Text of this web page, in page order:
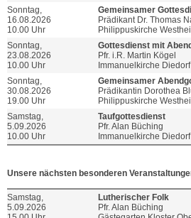
Sonntag,
16.08.2026
10.00 Uhr
Gemeinsamer
Prädikant Dr. Thomas
Philippuskirche
Sonntag,
23.08.2026
10.00 Uhr
Gottesdienst mit
Pfr. i.R. Martin Kögel
Immanuelkirche
Sonntag,
30.08.2026
19.00 Uhr
Gemeinsamer
Prädikantin Dorothea
Philippuskirche
Samstag,
5.09.2026
10.00 Uhr
Taufgottesdienst
Pfr. Alan Büching
Immanuelkirche
Unsere nächsten besonderen
Samstag,
5.09.2026
Lutherischer Folk
Pfr. Alan Büching